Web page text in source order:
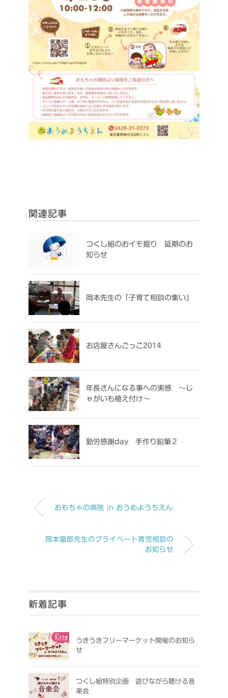
関連記事
つくし組のおイモ掘り 延期のお
知らせ
岡本先生の「子育て相談の集い」
お店屋さんごっこ2014
年長さんになる事への実感 ～じ
ゃがいも植え付け～
勤労感謝day 手作り鉛筆２
おもちゃの病院 in おうめようちえん
岡本富郎先生のプライベート育児相談の
お知らせ
新着記事
うきうきフリーマーケット開催のお知ら
せ
つくし組特別企画 遊びながら聴ける音
楽会